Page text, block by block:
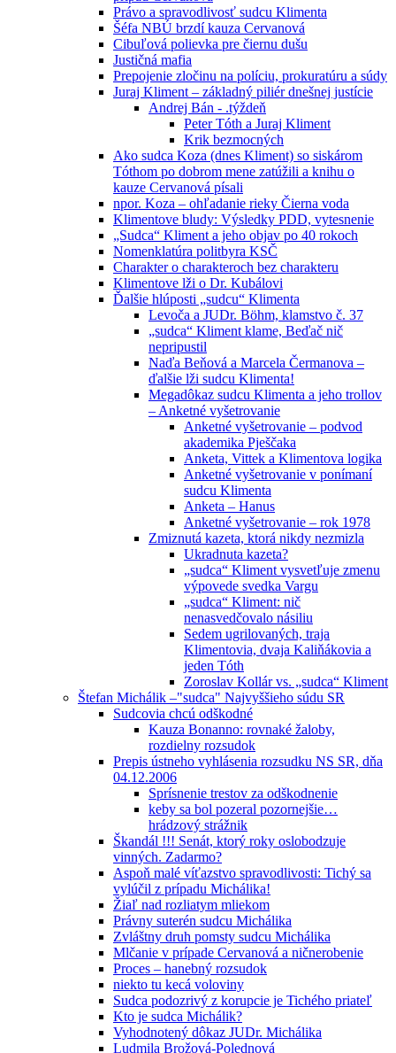
Právo a spravodlivosť sudcu Klimenta
Šéfa NBÚ brzdí kauza Cervanová
Cibuľová polievka pre čiernu dušu
Justičná mafia
Prepojenie zločinu na políciu, prokuratúru a súdy
Juraj Kliment – základný piliér dnešnej justície
Andrej Bán - .týždeň
Peter Tóth a Juraj Kliment
Krik bezmocných
Ako sudca Koza (dnes Kliment) so siskárom
Tóthom po dobrom mene zatúžili a knihu o
kauze Cervanová písali
npor. Koza – ohľadanie rieky Čierna voda
Klimentove bludy: Výsledky PDD, vytesnenie
„Sudca“ Kliment a jeho objav po 40 rokoch
Nomenklatúra politbyra KSČ
Charakter o charakteroch bez charakteru
Klimentove lži o Dr. Kubálovi
Ďalšie hlúposti „sudcu“ Klimenta
Levoča a JUDr. Böhm, klamstvo č. 37
„sudca“ Kliment klame, Beďač nič
nepripustil
Naďa Beňová a Marcela Čermanova –
ďalšie lži sudcu Klimenta!
Megadôkaz sudcu Klimenta a jeho trollov
– Anketné vyšetrovanie
Anketné vyšetrovanie – podvod
akademika Pješčaka
Anketa, Vittek a Klimentova logika
Anketné vyšetrovanie v ponímaní
sudcu Klimenta
Anketa – Hanus
Anketné vyšetrovanie – rok 1978
Zmiznutá kazeta, ktorá nikdy nezmizla
Ukradnuta kazeta?
„sudca“ Kliment vysvetľuje zmenu
výpovede svedka Vargu
„sudca“ Kliment: nič
nenasvedčovalo násiliu
Sedem ugrilovaných, traja
Klimentovia, dvaja Kaliňákovia a
jeden Tóth
Zoroslav Kollár vs. „sudca“ Kliment
Štefan Michálik –"sudca" Najvyššieho súdu SR
Sudcovia chcú odškodné
Kauza Bonanno: rovnaké žaloby,
rozdielny rozsudok
Prepis ústneho vyhlásenia rozsudku NS SR, dňa
04.12.2006
Sprísnenie trestov za odškodnenie
keby sa bol pozeral pozornejšie…
hrádzový strážnik
Škandál !!! Senát, ktorý roky oslobodzuje
vinných. Zadarmo?
Aspoň malé víťazstvo spravodlivosti: Tichý sa
vylúčil z prípadu Michálika!
Žiaľ nad rozliatym mliekom
Právny suterén sudcu Michálika
Zvláštny druh pomsty sudcu Michálika
Mlčanie v prípade Cervanová a ničnerobenie
Proces – hanebný rozsudok
niekto tu kecá voloviny
Sudca podozrivý z korupcie je Tichého priateľ
Kto je sudca Michálik?
Vyhodnotený dôkaz JUDr. Michálika
Ludmila Brožová-Polednová